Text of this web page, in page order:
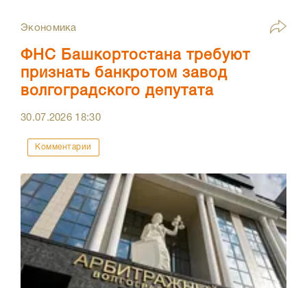
Экономика
ФНС Башкортостана требуют
признать банкротом завод
волгоградского депутата
30.07.2026 18:30
Комментарии